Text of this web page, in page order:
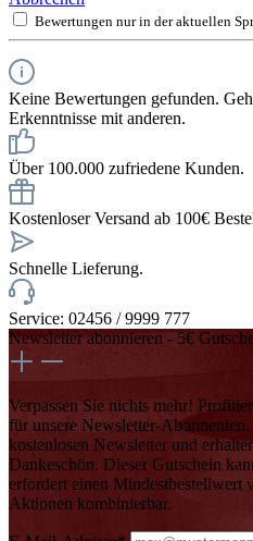
Bewertungen nur in der aktuellen
Keine Bewertungen gefunden.
Erkenntnisse mit anderen.
Über 100.000 zufriedene Kunden.
Kostenloser Versand ab 100€
Schnelle Lieferung.
Service: 02456 / 9999 777
Newsletter abonnieren - 5€
Verpassen Sie nichts mehr!
für unsere Newsletter-
kostenlosen Newsletter und
Dankeschön. Dieser Gutschein
erfordert einen Mindestbestellwert
Aktionen kombinierbar.